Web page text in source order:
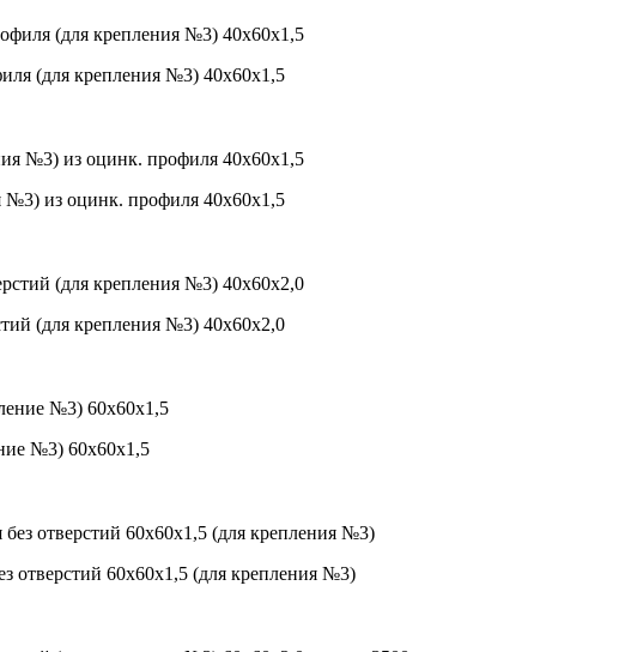
(для крепления №3) 40х60х1,5
№3) из оцинк. профиля 40х60х1,5
(для крепления №3) 40х60х2,0
№3) 60х60х1,5
отверстий 60х60х1,5 (для крепления №3)